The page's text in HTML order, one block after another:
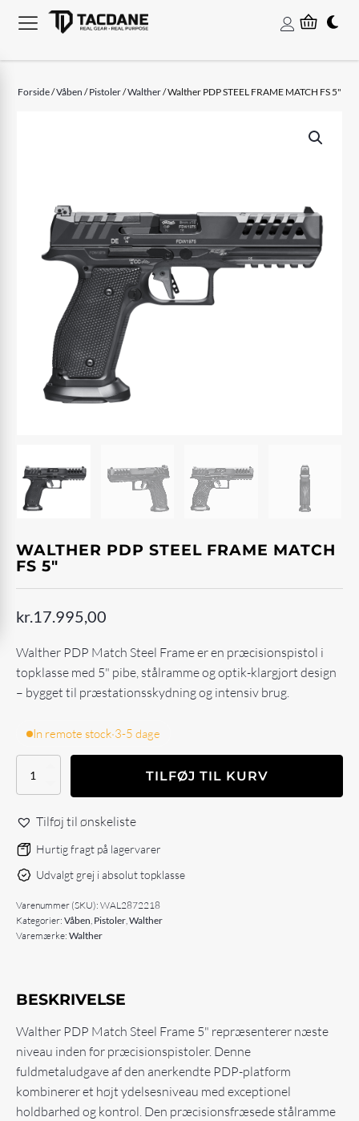
Forside/Våben /Pistoler/Walther/ Walther PDP STEEL FRAME MATCH FS 5"
WALTHER PDP STEEL FRAME MATCH
FS 5"
kr. 17.995,00
Walther PDP Match Steel Frame er en præcisionspistol i
topklasse med 5" pibe, stålramme og optik-klargjort design
– bygget til præstationsskydning og intensiv brug.
In remote stock·3-5 dage
Walther
FRAME
MATCH
FS
5"
antal
TILFØJ TIL KURV
Tilføj til ønskeliste
Hurtig fragt på lagervarer
Udvalgt grej i absolut topklasse
Varenummer (SKU): WAL2872218
Kategorier: Våben, Pistoler,Walther
Varemærke: Walther
BESKRIVELSE
Walther PDP Match Steel Frame 5" repræsenterer næste
niveau inden for præcisionspistoler. Denne
fuldmetaludgave af den anerkendte PDP-platform
kombinerer et højt ydelsesniveau med exceptionel
holdbarhed og kontrol. Den præcisionsfræsede stålramme